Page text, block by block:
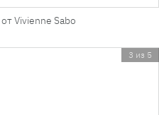
Vivienne Sabo
3 из 5